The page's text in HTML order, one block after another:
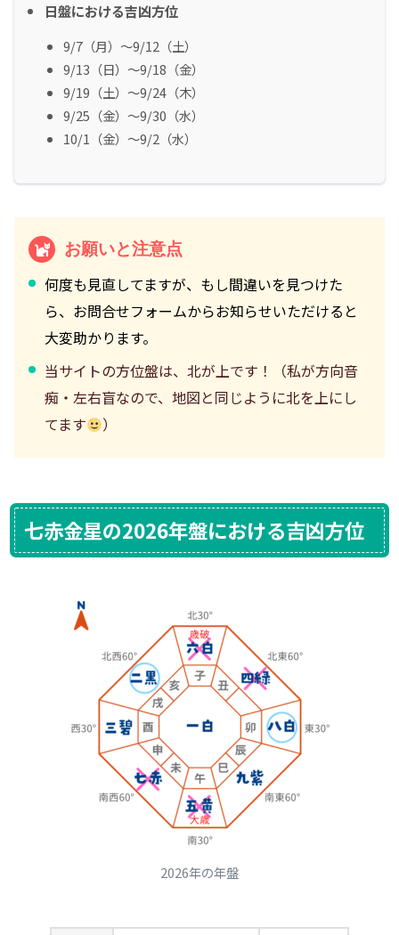
日盤における吉凶方位
9/7（月）～9/12（土）
9/13（日）～9/18（金）
9/19（土）～9/24（木）
9/25（金）～9/30（水）
10/1（金）～9/2（水）
お願いと注意点
何度も見直してますが、もし間違いを見つけた
ら、お問合せフォームからお知らせいただけると
大変助かります。
当サイトの方位盤は、北が上です！（私が方向音
痴・左右盲なので、地図と同じように北を上にし
てます
）
七赤金星の2026年盤における吉凶方位
2026年の年盤